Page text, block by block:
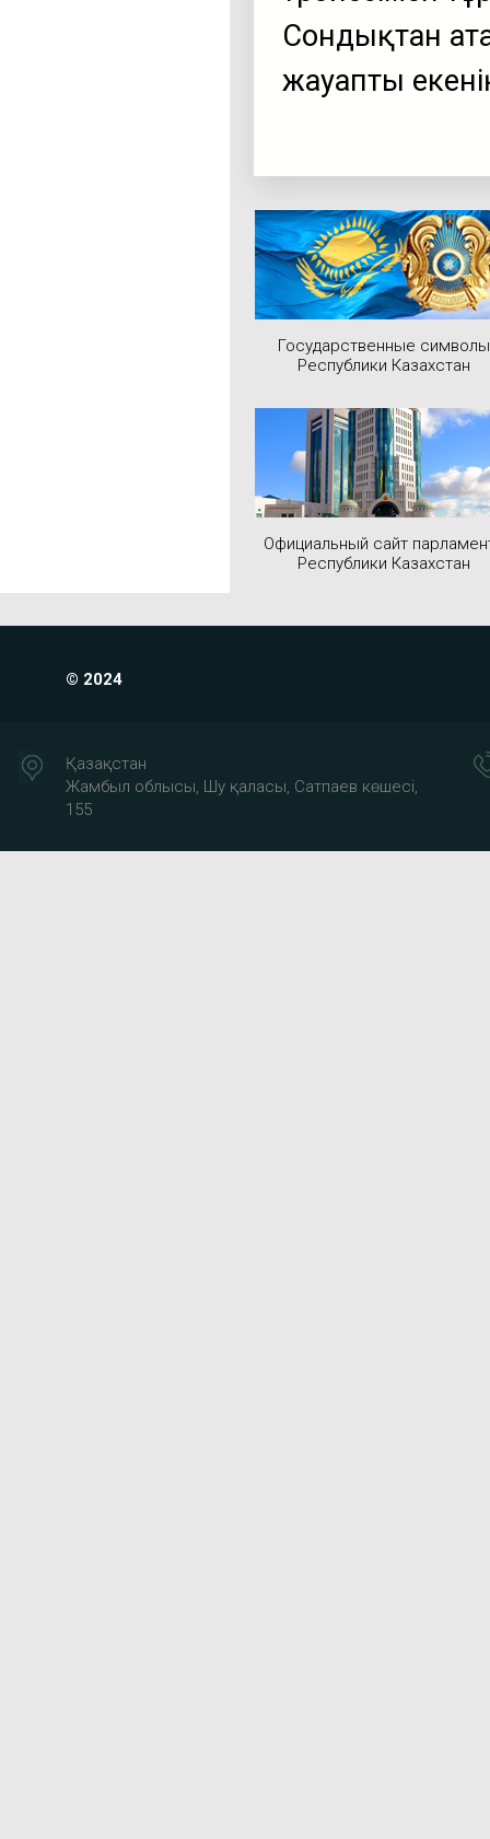
Сондықтан
жауапты
Государственные символы
Республики Казахстан
Официальный сайт
Республики Казахстан
© 2024
Қазақстан
Жамбыл облысы, Шу қаласы, Сатпаев көшесі,
155